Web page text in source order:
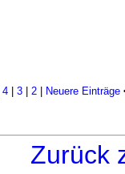
4 3 2 Neuere Einträge
Zurück